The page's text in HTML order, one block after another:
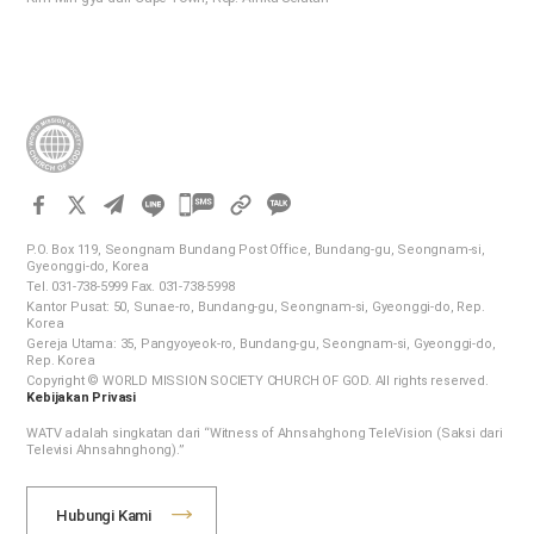
orang biasa. Namun, mereka me-ngorbankan dirinya demi
kebenaran, dan kita menyebut mereka sebagai pahlawan.
Sekarang, dunia ini sedang mengalami situasi yang bergejolak
yang tidak pernah terjadi sebelumnya. Tidak ada seorang pun
berubah drastis. Siapakah pahlawan di tengah situasi pandemi
ini? Mereka tidaklah jauh dari kita. Pada hari-hari ini, ketika semua
orang khawatir akan kesehatan dan keselamatannya sendiri,…
카
오
공
유
하
P.O. Box 119, Seongnam Bundang Post Office, Bundang-gu, Seongnam-si,
Gyeonggi-do, Korea
Tel. 031-738-5999 Fax. 031-738-5998
Kantor Pusat: 50, Sunae-ro, Bundang-gu, Seongnam-si, Gyeonggi-do, Rep.
Korea
Gereja Utama: 35, Pangyoyeok-ro, Bundang-gu, Seongnam-si, Gyeonggi-do,
Rep. Korea
Copyright © WORLD MISSION SOCIETY CHURCH OF GOD. All rights reserved.
Kebijakan Privasi
WATV adalah singkatan dari “Witness of Ahnsahghong TeleVision (Saksi dari
Televisi Ahnsahnghong).”
Hubungi Kami